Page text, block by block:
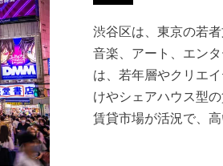
渋谷区は、東京の若
音楽、アート、エン
は、若年層やクリエ
けやシェアハウス型
賃貸市場が活況で、